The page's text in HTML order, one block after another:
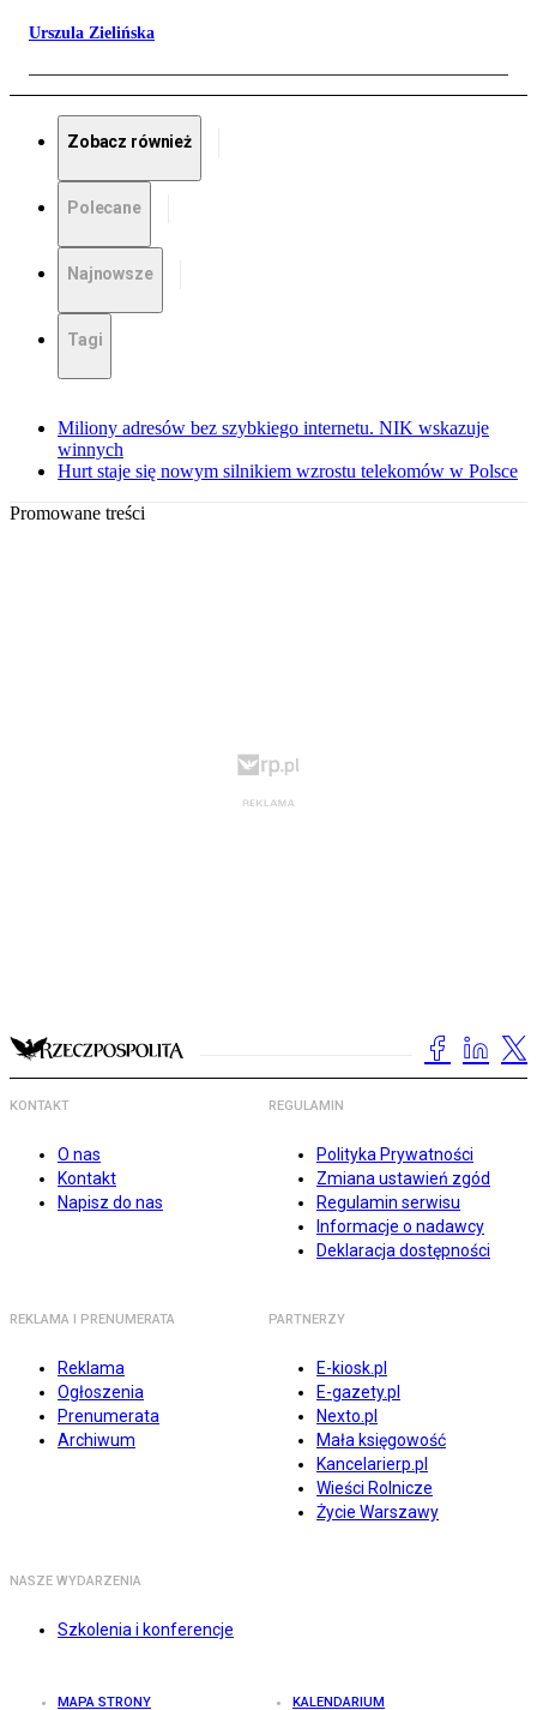
Urszula Zielińska
Zobacz również
Polecane
Najnowsze
Tagi
Miliony adresów bez szybkiego internetu. NIK wskazuje
winnych
Hurt staje się nowym silnikiem wzrostu telekomów w Polsce
Promowane treści
KONTAKT
O nas
Kontakt
Napisz do nas
REGULAMIN
Polityka Prywatności
Zmiana ustawień zgód
Regulamin serwisu
Informacje o nadawcy
Deklaracja dostępności
REKLAMA I PRENUMERATA
Reklama
Ogłoszenia
Prenumerata
Archiwum
PARTNERZY
E-kiosk.pl
E-gazety.pl
Nexto.pl
Mała księgowość
Kancelarierp.pl
Wieści Rolnicze
Życie Warszawy
NASZE WYDARZENIA
Szkolenia i konferencje
MAPA STRONY KALENDARIUM